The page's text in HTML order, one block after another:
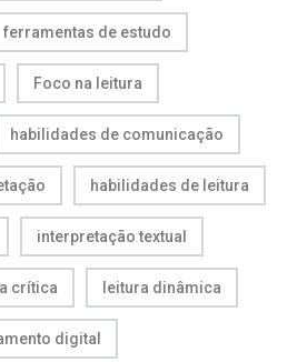
ferramentas de estudo
Foco na leitura
habilidades de comunicação
habilidades de leitura
interpretação textual
crítica leitura dinâmica
digital